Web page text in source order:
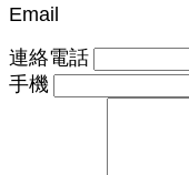
Email
連絡電話
手機